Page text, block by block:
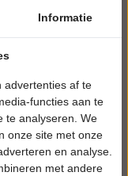
Informatie
advertenties af te
functies aan te
te analyseren. We
onze site met onze
en analyse.
met andere